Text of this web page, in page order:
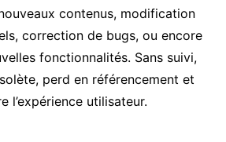
contenus, modification
correction de bugs, ou encore
fonctionnalités. Sans suivi,
perd en référencement et
l’expérience utilisateur.